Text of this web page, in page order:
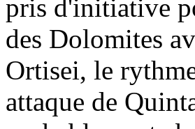
pris d'initiative
des Dolomites
Ortisei, le
attaque de